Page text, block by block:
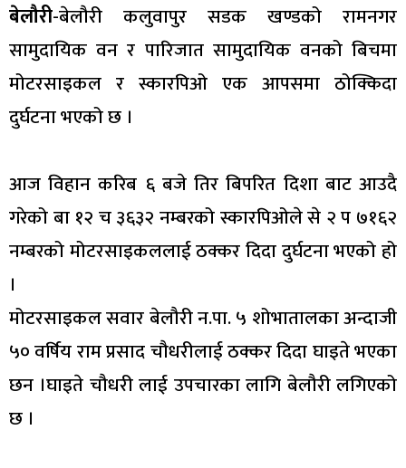
बेलौरी-बेलौरी कलुवापुर सडक खण्डको रामनगर
सामुदायिक वन र पारिजात सामुदायिक वनको बिचमा
मोटरसाइकल र स्कारपिओ एक आपसमा ठोक्किदा
दुर्घटना भएको छ ।
आज विहान करिब ६ बजे तिर बिपरित दिशा बाट आउदै
गरेको बा १२ च ३६३२ नम्बरको स्कारपिओले से २ प ७१६२
नम्बरको मोटरसाइकललाई ठक्कर दिदा दुर्घटना भएको हो
।
मोटरसाइकल सवार बेलौरी न.पा. ५ शोभातालका अन्दाजी
५० वर्षिय राम प्रसाद चौधरीलाई ठक्कर दिदा घाइते भएका
छन ।घाइते चौधरी लाई उपचारका लागि बेलौरी लगिएको
छ ।